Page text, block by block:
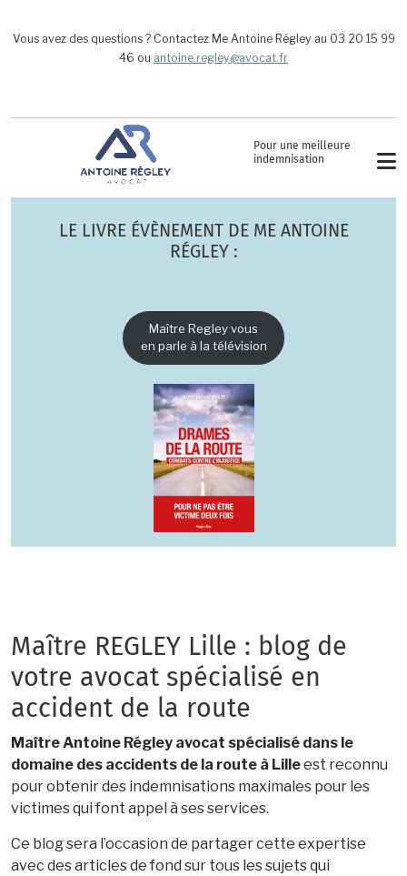
Vous avez des questions ? Contactez Me Antoine Régley au 03 20 15 99
46 ou antoine.regley@avocat.fr
Pour une meilleure
indemnisation
LE LIVRE ÉVÈNEMENT DE ME ANTOINE
RÉGLEY :
Maître Regley vous
en parle à la télévision
Maître REGLEY Lille : blog de
votre avocat spécialisé en
accident de la route
Maître Antoine Régley avocat spécialisé dans le
domaine des accidents de la route à Lilleest reconnu
pour obtenir des indemnisations maximales pour les
victimes qui font appel à ses services.
Ce blog sera l’occasion de partager cette expertise
avec des articles de fond sur tous les sujets qui